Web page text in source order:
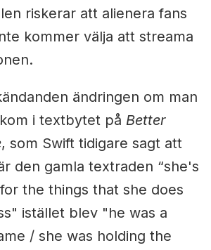
riskerar att alienera fans
kommer välja att streama
ändringen om man
i textbytet på Better
, som Swift tidigare sagt att
den gamla textraden “she's
the things that she does
istället blev "he was a
/ she was holding the